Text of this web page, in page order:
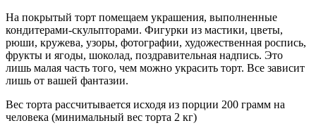
На покрытый торт помещаем украшения, выполненные
кондитерами-скульпторами. Фигурки из мастики, цветы,
рюши, кружева, узоры, фотографии, художественная роспись,
фрукты и ягоды, шоколад, поздравительная надпись. Это
лишь малая часть того, чем можно украсить торт. Все зависит
лишь от вашей фантазии.
Вес торта рассчитывается исходя из порции 200 грамм на
человека (минимальный вес торта 2 кг)